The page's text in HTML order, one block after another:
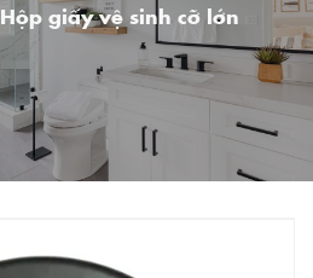
Hộp giấy vệ sinh cỡ lớn